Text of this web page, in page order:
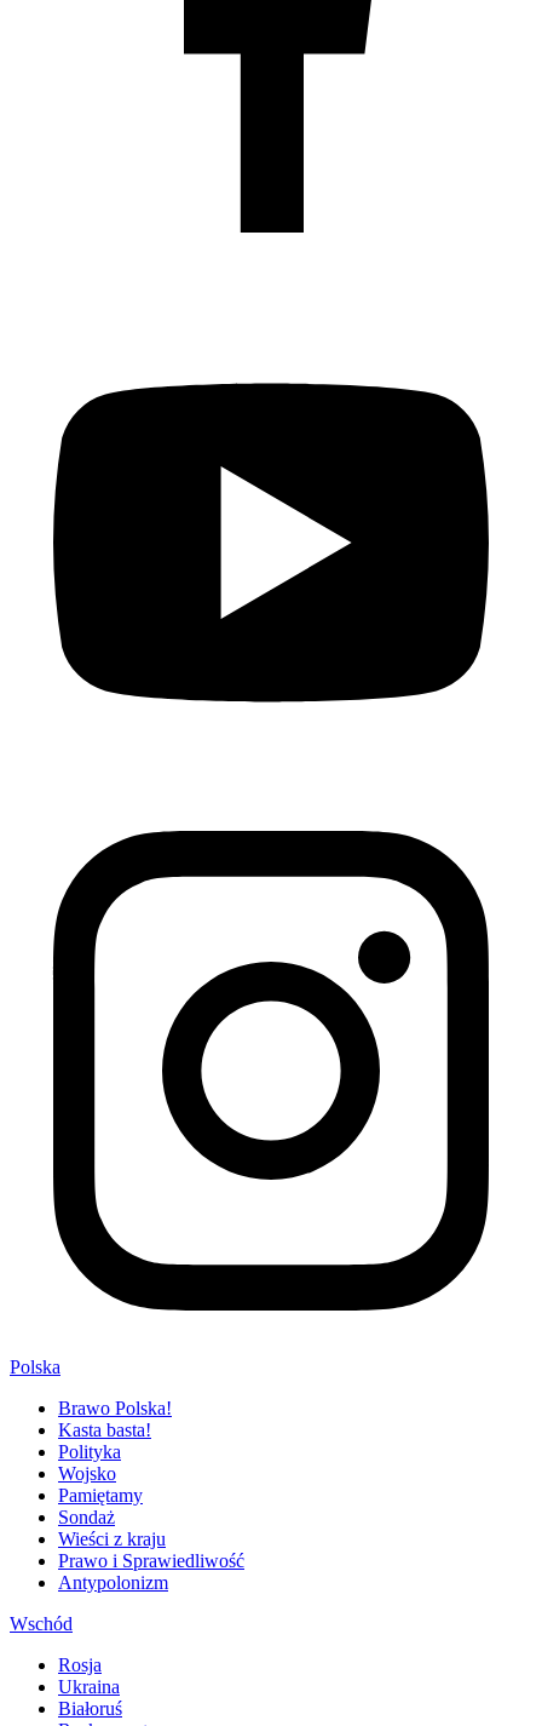
Polska
Brawo Polska!
Kasta basta!
Polityka
Wojsko
Pamiętamy
Sondaż
Wieści z kraju
Prawo i Sprawiedliwość
Antypolonizm
Wschód
Rosja
Ukraina
Białoruś